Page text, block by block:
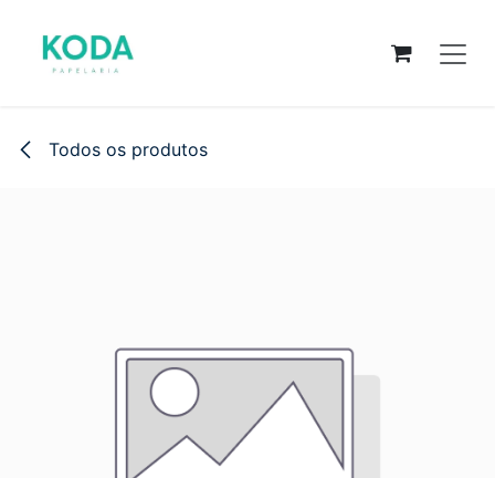
Todos os produtos